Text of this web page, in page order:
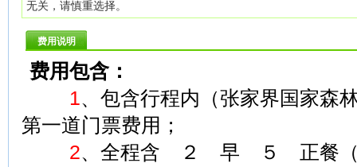
无关，请慎重选择。
费用说明
费用包含：
1、包含行程内（张家界国家森
第一道门票费用；
2、全程含 ２ 早 ５ 正餐（